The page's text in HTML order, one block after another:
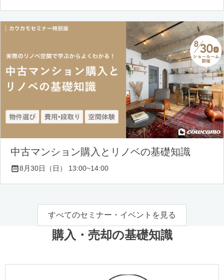
中古マンション購入とリノベの基礎知識
8月30日（日） 13:00~14:00
すべてのセミナー・イベントを見る
購入・売却の基礎知識